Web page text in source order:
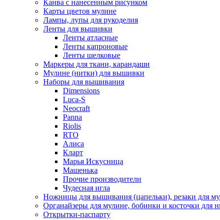
Канва с нанесенным рисунком
Карты цветов мулине
Лампы, лупы для рукоделия
Ленты для вышивки
Ленты атласные
Ленты капроновые
Ленты шелковые
Маркеры для ткани, карандаши
Мулине (нитки) для вышивки
Наборы для вышивания
Dimensions
Luca-S
Neocraft
Panna
Riolis
RTO
Алиса
Кларт
Марья Искусница
Машенька
Прочие производители
Чудесная игла
Ножницы для вышивания (цапельки), резаки для
Органайзеры для мулине, бобинки и косточки для
Открытки-паспарту